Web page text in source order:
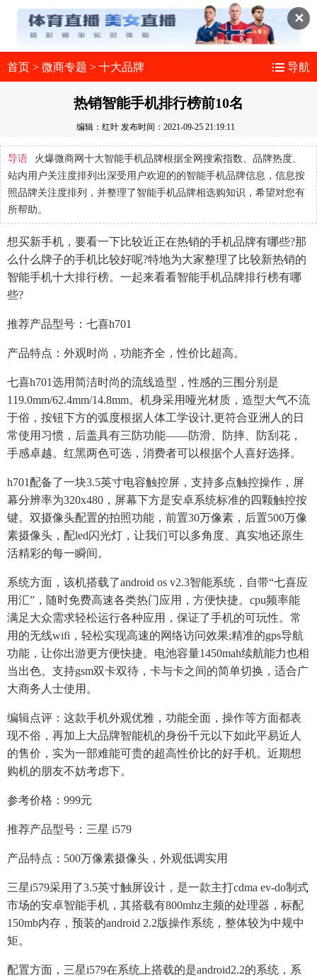
✕
首页 > 微商专题 > 十大品牌 导航
热销智能手机排行榜前10名
编辑：红叶 发布时间：2021-09-25 21:19:11
导语
火爆微商网十大智能手机品牌根据全网搜索指数、品牌热度、
站内用户关注度排列出深受用户欢迎的的智能手机品牌信息，信息按
照品牌关注度排列，并整理了智能手机品牌相选购知识，希望对您有
所帮助。
想买新手机，要看一下比较近正在热销的手机品牌有哪些?那
么什么牌子的手机比较好呢?特地为大家整理了比较新热销的
智能手机十大排行榜。一起来看看智能手机品牌排行榜有哪
些?
推荐产品型号：七喜h701
产品特点：外观时尚，功能齐全，性价比超高。
七喜h701选用简洁时尚的流线造型，性感的三围分别是
119.0mm/62.4mm/14.8mm。机身采用哑光材质，造型大气不流
于俗，按钮下方的弧度根据人体工学设计,更符合亚洲人的日
常使用习惯，后盖具有三防功能——防滑、防摔、防刮花，
手感卓越。红黑两色可选，消费者可以根据个人喜好选择。
h701配备了一块3.5英寸电容触控屏，支持多点触控操作，屏
幕分辨率为320x480，屏幕下方是安卓系统标准的四颗触控按
键。双摄像头配置的拍照功能，前置30万像素，后置500万像
素摄像头，配led闪光灯，让我们可以多角度、真实地还原生
活精彩的每一瞬间。
系统方面，该机搭载了android os v2.3智能系统，自带“七喜应
用汇”，随时免费高速各类热门应用，方便快捷。cpu频率能
满足大众需求轻松运行各种应用，保证了手机的可玩性。常
用的无线wifi，轻松实现高速的网络访问效果;精准的gps导航
功能，让你出游更方便快捷。电池容量1450mah续航能力也相
当出色。支持gsm双卡双待，卡与卡之间的简单切换，适合广
大商务人士使用。
编辑点评：这款手机外观优雅，功能全面，操作等方面都表
现不俗，再加上大品牌智能机的身份千元以下如此平易近人
的售价，实为一部难能可贵的超高性价比的好手机。近期想
购机的朋友不妨考虑下。
参考价格：999元
推荐产品型号：三星 i579
产品特点：500万像素摄像头，外观低调实用
三星i579采用了3.5英寸触屏设计，是一款主打cdma ev-do制式
市场的安卓智能手机，其搭载有800mhz主频的处理器，标配
150mb内存，预装的android 2.2版操作系统，整体较为中规中
矩。
配置方面，三星i579在系统上搭载的是android2.2的系统，系